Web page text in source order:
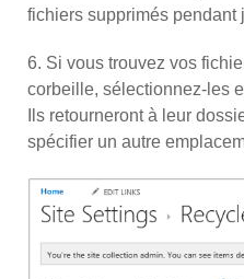
fichiers supprimés pendant
6. Si vous trouvez vos
corbeille, sélectionnez-les
Ils retourneront à leur
spécifier un autre